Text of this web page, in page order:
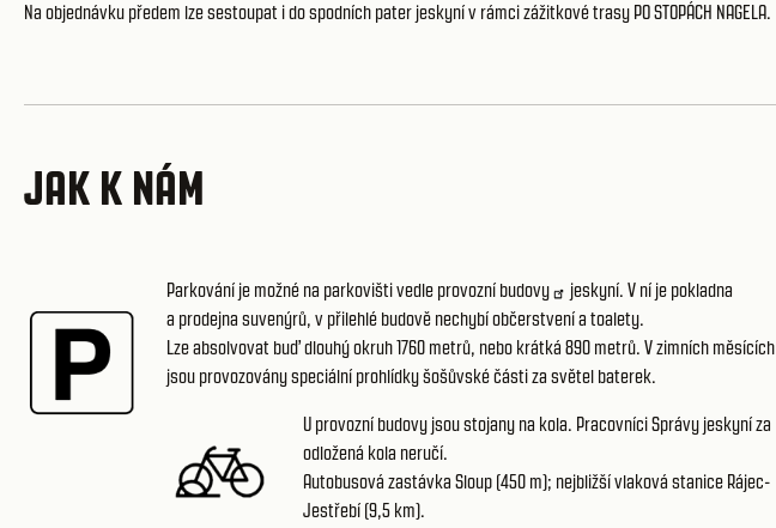
Na objednávku předem lze sestoupat i do spodních pater jeskyní v rámcizážitkové trasy PO STOPÁCH NAGELA.
JAK K NÁM
Parkování je možné na parkovišti vedle provozní budovy
jeskyní. V ní je pokladna
a prodejna suvenýrů, v přilehlé budově nechybí občerstvení a toalety.
Lze absolvovat buď dlouhý okruh 1760 metrů, nebo krátká 890 metrů. V zimních měsících
jsou provozovány speciální prohlídky šošůvské části za světel baterek.
U provozní budovy jsou stojany na kola. Pracovníci Správy jeskyní za
odložená kola neručí.
Autobusová zastávka Sloup (450 m); nejbližší vlaková stanice Rájec-
Jestřebí (9,5 km).